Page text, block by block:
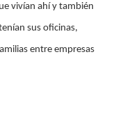
vivían ahí y también
sus oficinas,
entre empresas